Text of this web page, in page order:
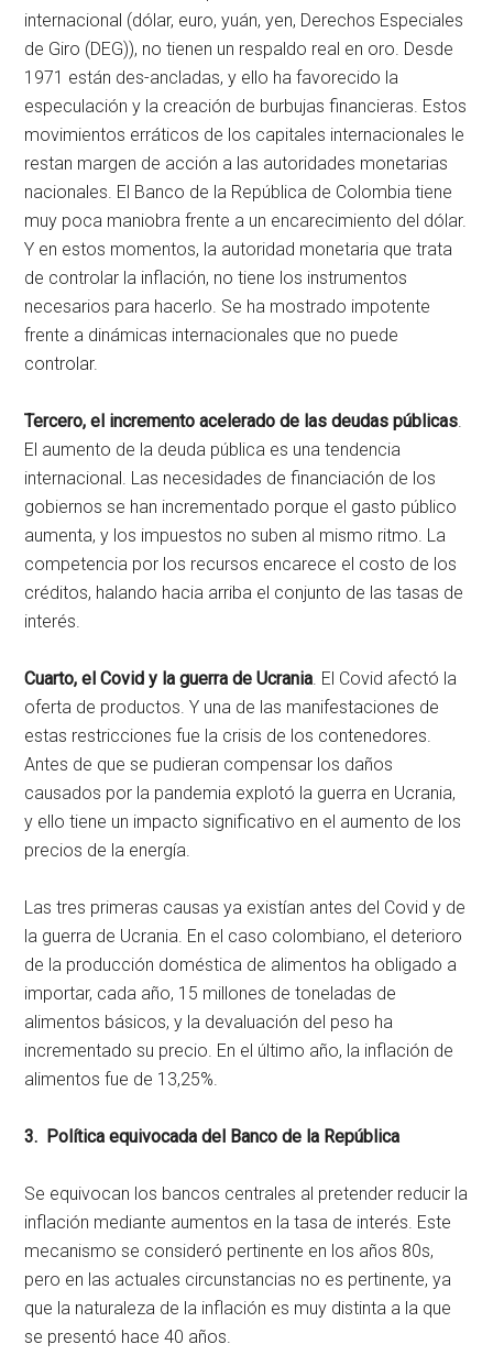
internacional (dólar, euro, yuán, yen, Derechos Especiales
de Giro (DEG)), no tienen un respaldo real en oro. Desde
1971 están des-ancladas, y ello ha favorecido la
especulación y la creación de burbujas financieras. Estos
movimientos erráticos de los capitales internacionales le
restan margen de acción a las autoridades monetarias
nacionales. El Banco de la República de Colombia tiene
muy poca maniobra frente a un encarecimiento del dólar.
Y en estos momentos, la autoridad monetaria que trata
de controlar la inflación, no tiene los instrumentos
necesarios para hacerlo. Se ha mostrado impotente
frente a dinámicas internacionales que no puede
controlar.
Tercero, el incremento acelerado de las deudas públicas.
El aumento de la deuda pública es una tendencia
internacional. Las necesidades de financiación de los
gobiernos se han incrementado porque el gasto público
aumenta, y los impuestos no suben al mismo ritmo. La
competencia por los recursos encarece el costo de los
créditos, halando hacia arriba el conjunto de las tasas de
interés.
Cuarto, el Covid y la guerra de Ucrania. El Covid afectó la
oferta de productos. Y una de las manifestaciones de
estas restricciones fue la crisis de los contenedores.
Antes de que se pudieran compensar los daños
causados por la pandemia explotó la guerra en Ucrania,
y ello tiene un impacto significativo en el aumento de los
precios de la energía.
Las tres primeras causas ya existían antes del Covid y de
la guerra de Ucrania. En el caso colombiano, el deterioro
de la producción doméstica de alimentos ha obligado a
importar, cada año, 15 millones de toneladas de
alimentos básicos, y la devaluación del peso ha
incrementado su precio. En el último año, la inflación de
alimentos fue de 13,25%.
3. Política equivocada del Banco de la República
Se equivocan los bancos centrales al pretender reducir la
inflación mediante aumentos en la tasa de interés. Este
mecanismo se consideró pertinente en los años 80s,
pero en las actuales circunstancias no es pertinente, ya
que la naturaleza de la inflación es muy distinta a la que
se presentó hace 40 años.